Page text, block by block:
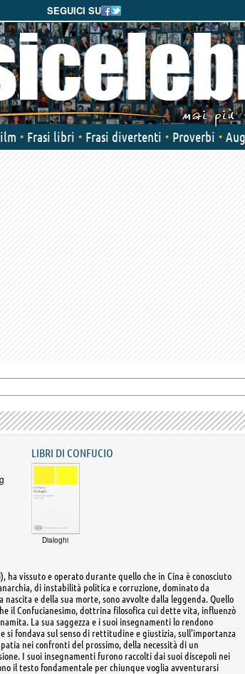
SEGUICI SU
Frasi libri Frasi divertenti Proverbi
LIBRI DI CONFUCIO
Dialoghi
vissuto e operato durante quello che in Cina è conosciuto
di instabilità politica e corruzione, dominato da
e della sua morte, sono avvolte dalla leggenda. Quello
il Confucianesimo, dottrina filosofica cui dette vita, influenzò
La sua saggezza e i suoi insegnamenti lo rendono
si fondava sul senso di rettitudine e giustizia, sull'importanza
nei confronti del prossimo, della necessità di un
I suoi insegnamenti furono raccolti dai suoi discepoli nei
il testo fondamentale per chiunque voglia avventurarsi